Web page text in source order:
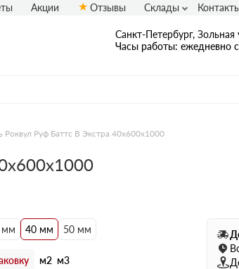
Санкт-Петербург,
Часы работы: ежедневно
Акции Отзывы Склады
Роквул Руф Баттс В Экстра 40х600х1000
мм 40 мм 50 мм
м2 м3